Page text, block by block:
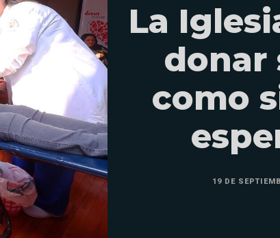
La
donar
como
19 DE